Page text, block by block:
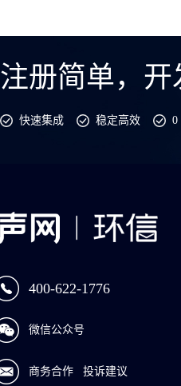
注册简单，开
快速集成 稳定高效 0
400-622-1776
微信公众号
商务合作 投诉建议